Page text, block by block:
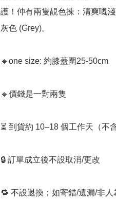
護！仲有兩隻靚色揀：清爽嘅
灰色 (Grey)。
🔹one size: 約膝蓋圍25-50cm
🔹價錢是一對兩隻
⏳ 到貨約 10–18 個工作天（不
🔒 訂單成立後不設取消/更改
🔁 不設退換；如寄錯/遺漏/非